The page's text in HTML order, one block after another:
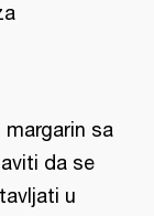
sa
da se
u